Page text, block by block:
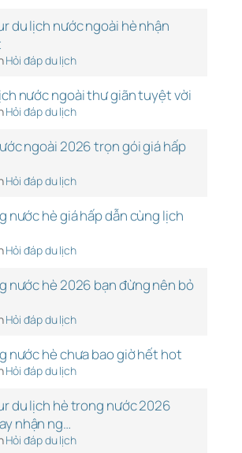
du lịch nước ngoài hè nhận
Hỏi đáp du lịch
nước ngoài thư giãn tuyệt vời
Hỏi đáp du lịch
ngoài 2026 trọn gói giá hấp
Hỏi đáp du lịch
nước hè giá hấp dẫn cùng lịch
Hỏi đáp du lịch
nước hè 2026 bạn đừng nên bỏ
Hỏi đáp du lịch
nước hè chưa bao giờ hết hot
Hỏi đáp du lịch
du lịch hè trong nước 2026
nhận ng…
Hỏi đáp du lịch